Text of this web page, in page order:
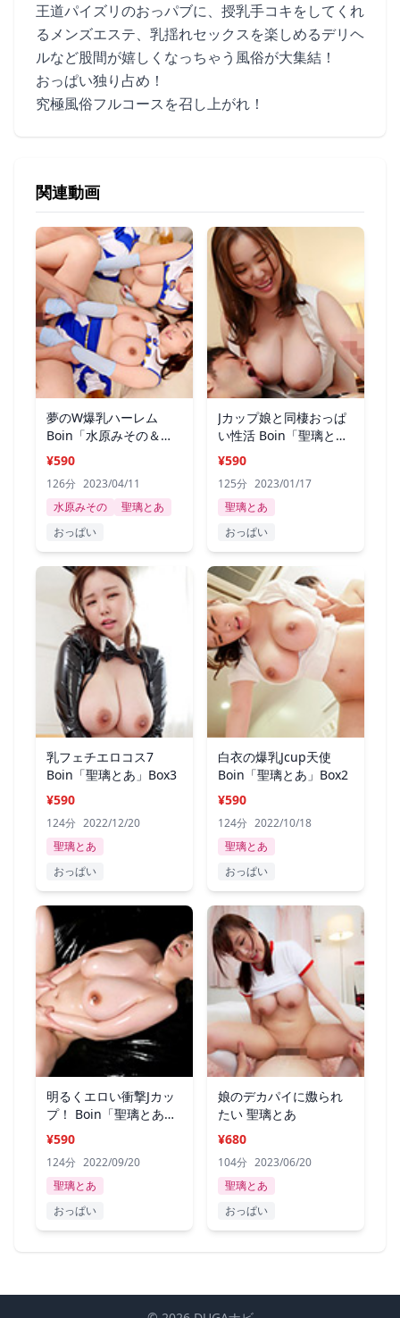
王道パイズリのおっパブに、授乳手コキをしてくれ
るメンズエステ、乳揺れセックスを楽しめるデリヘ
ルなど股間が嬉しくなっちゃう風俗が大集結！
おっぱい独り占め！
究極風俗フルコースを召し上がれ！
関連動画
夢のW爆乳ハーレム
Boin「水原みその＆聖
璃とあ」Box
¥590
126分 2023/04/11
水原みその
聖璃とあ
おっぱい
Jカップ娘と同棲おっぱ
い性活 Boin「聖璃と
あ」Box4
¥590
125分 2023/01/17
聖璃とあ
おっぱい
乳フェチエロコス7
Boin「聖璃とあ」Box3
¥590
124分 2022/12/20
聖璃とあ
おっぱい
白衣の爆乳Jcup天使
Boin「聖璃とあ」Box2
¥590
124分 2022/10/18
聖璃とあ
おっぱい
明るくエロい衝撃Jカッ
プ！ Boin「聖璃とあ」
Box
¥590
124分 2022/09/20
聖璃とあ
おっぱい
娘のデカパイに嫐られ
たい 聖璃とあ
¥680
104分 2023/06/20
聖璃とあ
おっぱい